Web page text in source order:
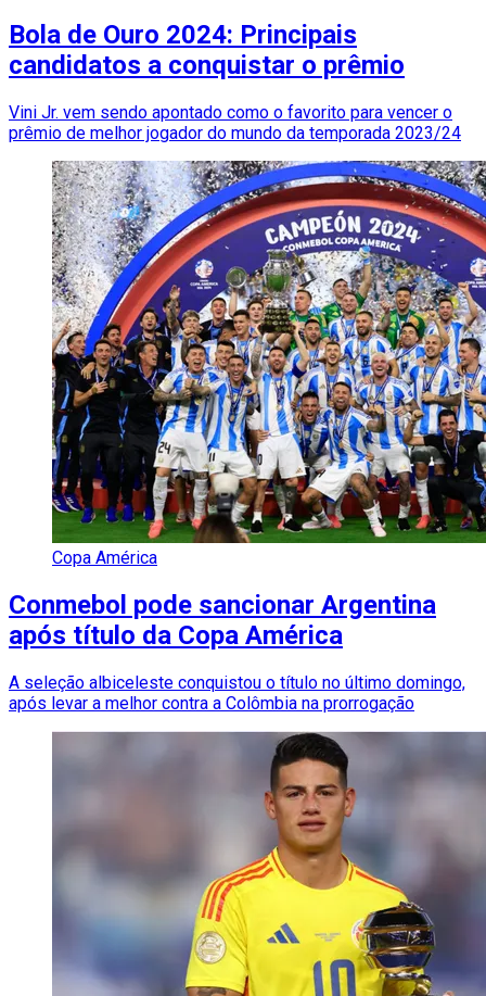
Bola de Ouro 2024: Principais
candidatos a conquistar o prêmio
Vini Jr. vem sendo apontado como o favorito para vencer o
prêmio de melhor jogador do mundo da temporada 2023/24
Copa América
Conmebol pode sancionar Argentina
após título da Copa América
A seleção albiceleste conquistou o título no último domingo,
após levar a melhor contra a Colômbia na prorrogação